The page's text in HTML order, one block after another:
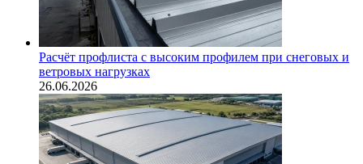
Расчёт профлиста с высоким профилем при снеговых и
ветровых нагрузках
26.06.2026